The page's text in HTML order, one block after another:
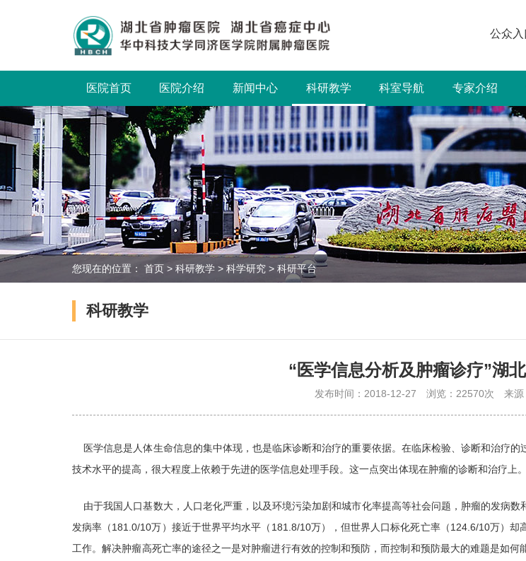
公众入
医院首页 医院介绍 新闻中心 科研教学 科室导航 专家介绍
您现在的位置： 首页 > 科研教学 > 科学研究 > 科研平台
科研教学
“医学信息分析及肿瘤诊疗”湖
发布时间：2018-12-27 浏览：22570次 来
医学信息是人体生命信息的集中体现，也是临床诊断和治疗的重要依据。在临床检验、诊断和治疗
技术水平的提高，很大程度上依赖于先进的医学信息处理手段。这一点突出体现在肿瘤的诊断和治疗上。
由于我国人口基数大，人口老化严重，以及环境污染加剧和城市化率提高等社会问题，肿瘤的发病
发病率（181.0/10万）接近于世界平均水平（181.8/10万），但世界人口标化死亡率（124.6/10万）
工作。解决肿瘤高死亡率的途径之一是对肿瘤进行有效的控制和预防，而控制和预防最大的难题是如